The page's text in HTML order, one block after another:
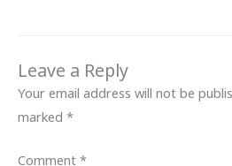
Leave a Reply
Your email address will not be
marked *
Comment *